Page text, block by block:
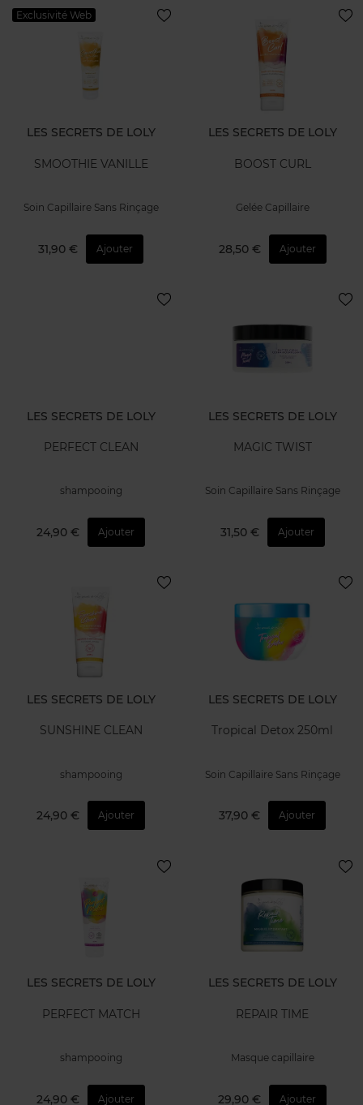
Exclusivité Web
LES SECRETS DE LOLY
SMOOTHIE VANILLE
Soin Capillaire Sans Rinçage
31,90 € Ajouter
LES SECRETS DE LOLY
BOOST CURL
Gelée Capillaire
28,50 € Ajouter
LES SECRETS DE LOLY
PERFECT CLEAN
shampooing
24,90 € Ajouter
LES SECRETS DE LOLY
MAGIC TWIST
Soin Capillaire Sans Rinçage
31,50 € Ajouter
LES SECRETS DE LOLY
SUNSHINE CLEAN
shampooing
24,90 € Ajouter
LES SECRETS DE LOLY
Tropical Detox 250ml
Soin Capillaire Sans Rinçage
37,90 € Ajouter
LES SECRETS DE LOLY
PERFECT MATCH
shampooing
24,90 € Ajouter
LES SECRETS DE LOLY
REPAIR TIME
Masque capillaire
29,90 € Ajouter